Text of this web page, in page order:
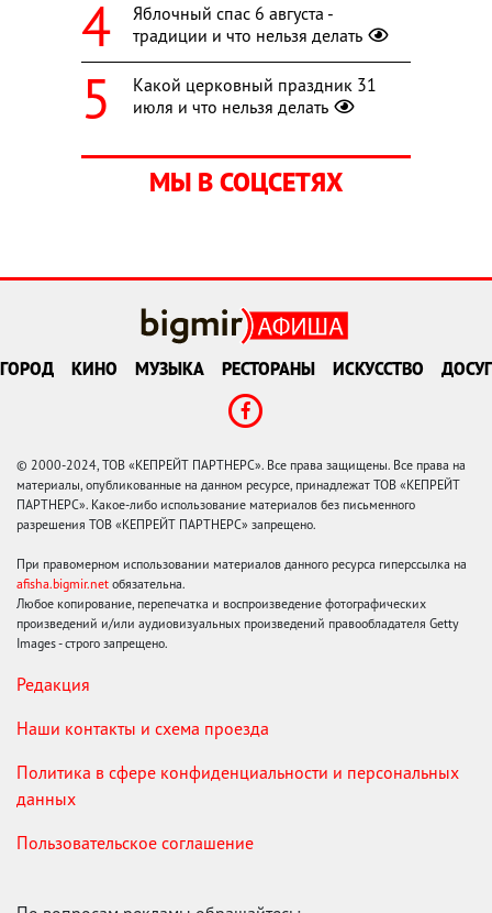
Яблочный спас 6 августа -
традиции и что нельзя делать
Какой церковный праздник 31
июля и что нельзя делать
МЫ В СОЦСЕТЯХ
ГОРОД КИНО МУЗЫКА РЕСТОРАНЫ ИСКУССТВО ДОСУГ
© 2000-2024, ТОВ «КЕПРЕЙТ ПАРТНЕРС». Все права защищены. Все права на
материалы, опубликованные на данном ресурсе, принадлежат ТОВ «КЕПРЕЙТ
ПАРТНЕРС». Какое-либо использование материалов без письменного
разрешения ТОВ «КЕПРЕЙТ ПАРТНЕРС» запрещено.
При правомерном использовании материалов данного ресурса гиперссылка на
afisha.bigmir.net обязательна.
Любое копирование, перепечатка и воспроизведение фотографических
произведений и/или аудиовизуальных произведений правообладателя Getty
Images - строго запрещено.
Редакция
Наши контакты и схема проезда
Политика в сфере конфиденциальности и персональных
данных
Пользовательское соглашение